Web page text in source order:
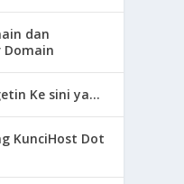
dan
Domain
Ke sini ya…
KunciHost Dot